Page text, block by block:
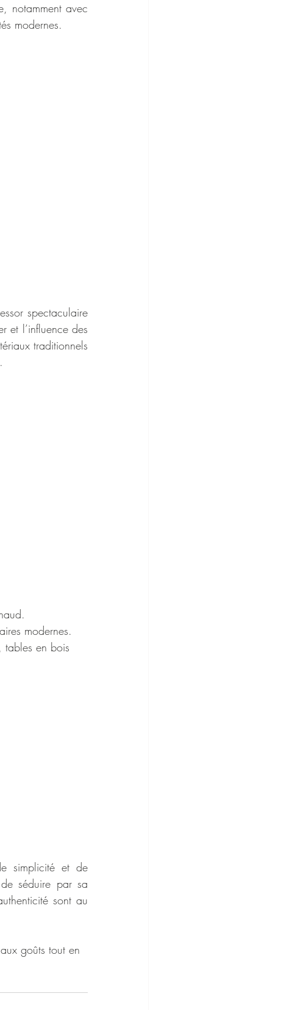
notamment avec
modernes.
spectaculaire
et l’influence des
traditionnels
modernes.
tables en bois
simplicité et de
séduire par sa
sont au
goûts tout en